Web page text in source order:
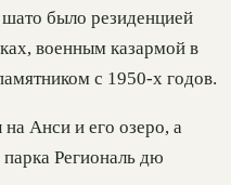
было резиденцией
военным казармой в
с 1950-х годов.
Анси и его озеро, а
Региональ дю